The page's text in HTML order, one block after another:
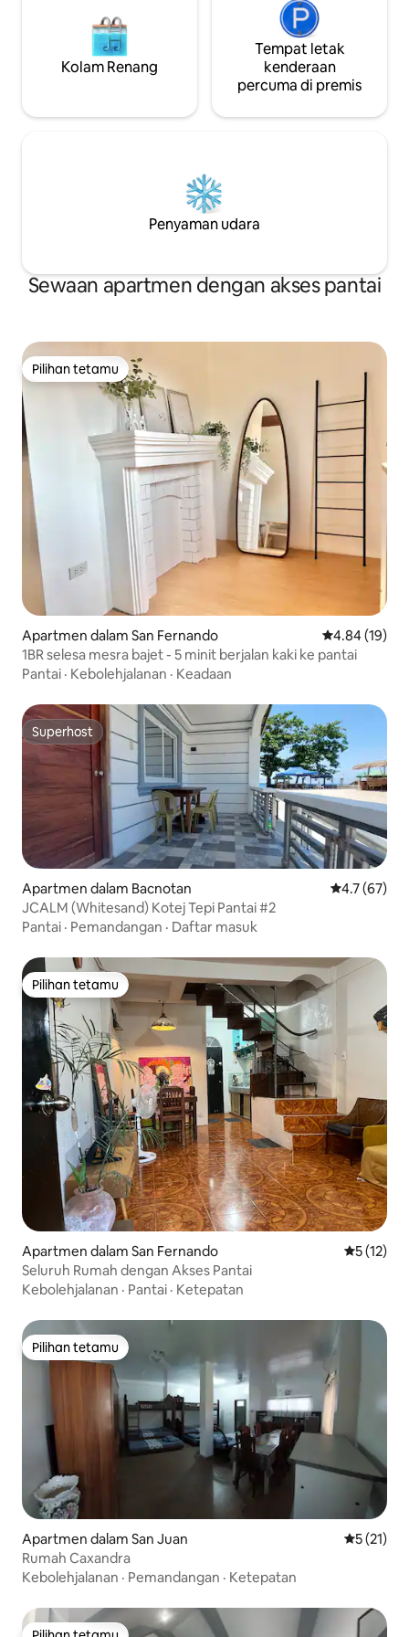
Kolam Renang
Tempat letak
kenderaan
percuma di premis
Penyaman udara
Sewaan apartmen dengan akses pantai
Pilihan tetamu
Pilihan tetamu
Apartmen dalam San Fernando Penarafan
4.84 (19)
1BR selesa mesra bajet - 5 minit berjalan kaki ke pantai
Pantai · Kebolehjalanan · Keadaan
Superhost
Superhost
Apartmen dalam Bacnotan Penarafan
4.7 (67)
JCALM (Whitesand) Kotej Tepi Pantai #2
Pantai · Pemandangan · Daftar masuk
Pilihan tetamu
Pilihan tetamu
Apartmen dalam San Fernando
5 (12)
Seluruh Rumah dengan Akses Pantai
Kebolehjalanan · Pantai · Ketepatan
Pilihan tetamu
Pilihan tetamu
Apartmen dalam San Juan
5 (21)
Rumah Caxandra
Kebolehjalanan · Pemandangan · Ketepatan